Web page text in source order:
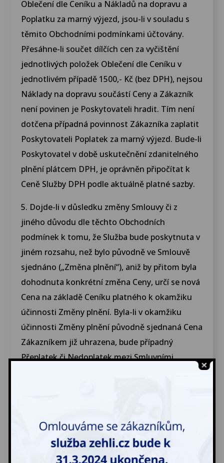
Oblečení dle Ceníku a Nákladů na dopravu a
Poplatku za marný výjezd, jsou-li v souladu s
těmito Obchodními podmínkami účtovány.
Přesáhne-li součet dílčích cen za vyčištění
jednotlivých položek Oblečení dle Ceníku v
jednotlivém případě 1500,- Kč (bez DPH), nejsou
Náklady na dopravu součástí Ceny a Zákazník
není povinen je Poskytovateli hradit. Tím není
dotčena případná povinnost Zákazníka zaplatit
Poskytovateli Poplatek za marný výjezd. Bude-li
Poskytovatel v době uskutečnění zdanitelného
plnění plátcem DPH, je oprávněn připočítat k
Ceně Služby DPH podle aktuálně platné sazby.
5. Dojde-li v důsledku změny Smlouvy či z
jiného důvodu dle těchto Obchodních
podmínek k tomu, že Služba bude poskytnuta v
jiném rozsahu, než bylo původně ve Smlouvě
sjednáno („Změna plnění“), aniž by přitom byla
dohodnuta konkrétní změna Ceny, určí se nová
Cena na základě Ceníku platného k okamžiku
účinnosti Změny plnění. Byla-li v okamžiku
účinnosti Změny plnění původně sjednaná Cena
Zákazníkem již uhrazena, bude případný
Přeplatek či Nedoplatek mezi Smluvními
6. Dohodnou-li se Smluvní strany, že součástí
Služby budou činnosti Poskytovatele